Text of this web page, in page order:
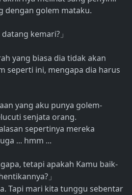
dengan golem mataku.
kemari? 」
yang biasa dia tidak akan
seperti ini, mengapa dia harus
yang aku punya golem-
senjata orang.
sepertinya mereka
... hmm ...
tetapi apakah Kamu baik-
」
Tapi mari kita tunggu sebentar